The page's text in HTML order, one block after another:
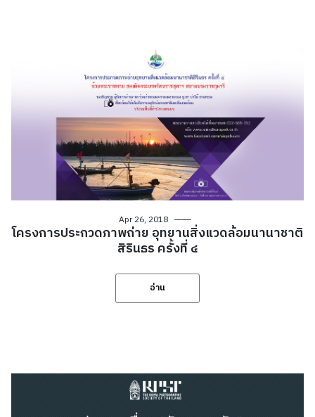
Apr 26, 2018
โครงการประกวดภาพถ่าย อุทยานสิ่งแวดล้อมนานาชาติ
สิรินธร ครั้งที่ ๔
อ่าน